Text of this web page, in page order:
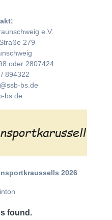
e.V.
279
oder 2807424
894322
bs.de
bs.de
2026
found.